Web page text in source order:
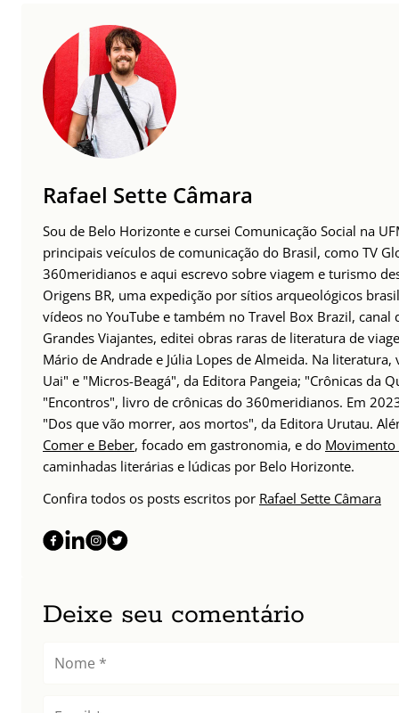
Rafael Sette Câmara
Sou de Belo Horizonte e cursei Comunicação Social na
principais veículos de comunicação do Brasil, como TV
360meridianos e aqui escrevo sobre viagem e turismo
Origens BR, uma expedição por sítios arqueológicos
vídeos no YouTube e também no Travel Box Brazil,
Grandes Viajantes, editei obras raras de literatura de
Mário de Andrade e Júlia Lopes de Almeida. Na
Uai" e "Micros-Beagá", da Editora Pangeia; "Crônicas da
"Encontros", livro de crônicas do 360meridianos. Em
"Dos que vão morrer, aos mortos", da Editora Urutau.
Comer e Beber, focado em gastronomia, e do Movimento
caminhadas literárias e lúdicas por Belo Horizonte.
Confira todos os posts escritos por Rafael Sette Câmara
Deixe seu comentário